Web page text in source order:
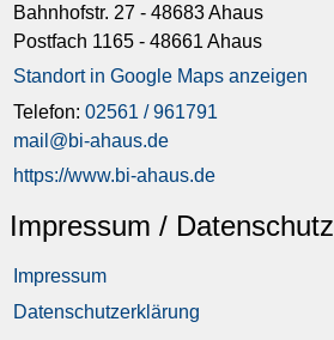
Bahnhofstr. 27 - 48683 Ahaus
Postfach 1165 - 48661 Ahaus
Standort in Google Maps anzeigen
Telefon:02561 / 961791
mail@bi-ahaus.de
https://www.bi-ahaus.de
Impressum / Datenschutz
Impressum
Datenschutzerklärung